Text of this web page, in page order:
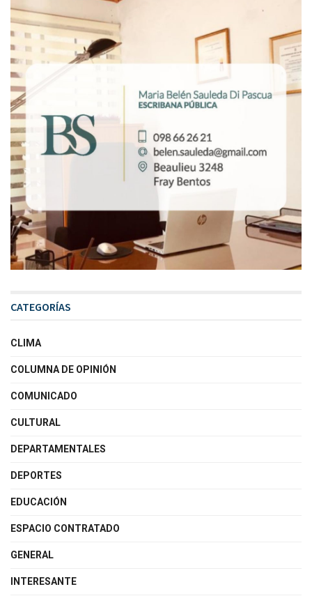
CATEGORÍAS
CLIMA
COLUMNA DE OPINIÓN
COMUNICADO
CULTURAL
DEPARTAMENTALES
DEPORTES
EDUCACIÓN
ESPACIO CONTRATADO
GENERAL
INTERESANTE